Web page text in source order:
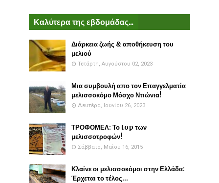
Καλύτερα της εβδομάδας...
Διάρκεια ζωής & αποθήκευση του
μελιού
Τετάρτη, Αυγούστου 02, 2023
Μια συμβουλή απο τον Επαγγελματία
μελισσοκόμο Μόσχο Ντιώνια!
Δευτέρα, Ιουνίου 26, 2023
ΤΡΟΦΟΜΕΛ: Το top των
μελισσοτροφών!
Σάββατο, Μαΐου 16, 2015
Κλαίνε οι μελισσοκόμοι στην Ελλάδα:
Έρχεται το τέλος...